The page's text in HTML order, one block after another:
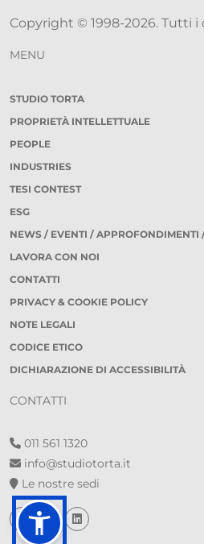
Copyright © 1998-2026. Tutti
MENU
STUDIO TORTA
PROPRIETÀ INTELLETTUALE
PEOPLE
INDUSTRIES
TESI CONTEST
ESG
NEWS / EVENTI / APPROFONDIMENTI
LAVORA CON NOI
CONTATTI
PRIVACY & COOKIE POLICY
NOTE LEGALI
CODICE ETICO
DICHIARAZIONE DI ACCESSIBILITÀ
CONTATTI
011 561 1320
info@studiotorta.it
Le nostre sedi